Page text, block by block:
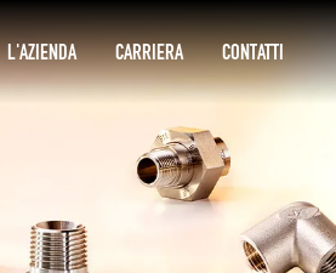
L'AZIENDA CARRIERA CONTATTI